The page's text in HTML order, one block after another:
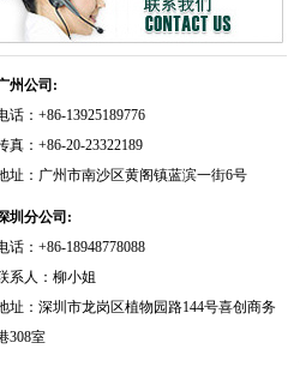
州公司:
话：+86-13925189776
真：+86-20-23322189
址：广州市南沙区黄阁镇蓝滨一街6号
圳分公司:
话：+86-18948778088
系人：柳小姐
址：深圳市龙岗区植物园路144号喜创商务
308室